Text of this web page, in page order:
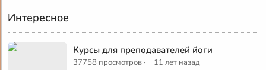
Интересное
Курсы для преподавателей йоги
37758 просмотров · 11 лет назад